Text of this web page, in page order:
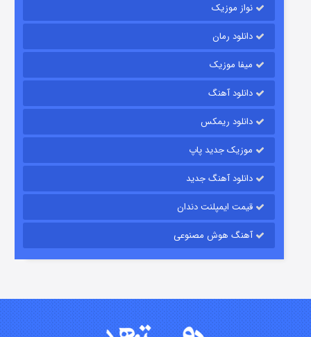
باب اسفنجی فصل ۱۷
قسمت
قسمت۱۵ (دوبله) منتشر شد
نواز موزیک
دانلود رمان
میفا موزیک
دانلود آهنگ
دانلود ریمکس
موزیک جدید پاپ
دانلود آهنگ جدید
قیمت ایمپلنت دندان
آهنگ هوش مصنوعی